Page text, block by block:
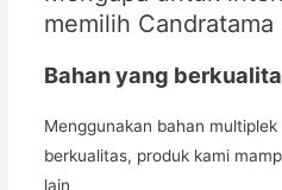
memilih Candratama
Bahan yang
Menggunakan bahan
berkualitas, produk kami
lain